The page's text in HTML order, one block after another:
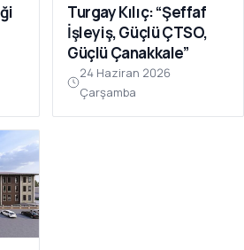
Turgay Kılıç: “Şeffaf
İşleyiş, Güçlü ÇTSO,
Güçlü Çanakkale”
24 Haziran 2026
Çarşamba